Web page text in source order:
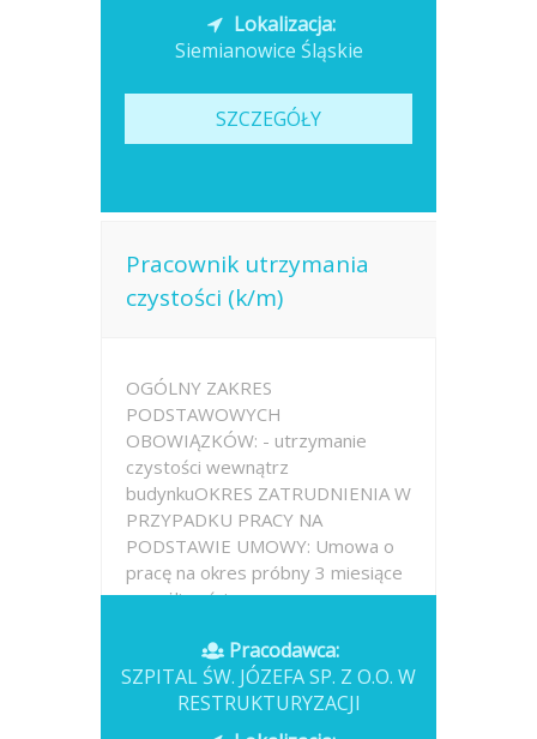
Lokalizacja:
Siemianowice Śląskie
SZCZEGÓŁY
Pracownik utrzymania
czystości (k/m)
OGÓLNY ZAKRES
PODSTAWOWYCH
OBOWIĄZKÓW: - utrzymanie
czystości wewnątrz
budynkuOKRES ZATRUDNIENIA W
PRZYPADKU PRACY NA
PODSTAWIE UMOWY: Umowa o
pracę na okres próbny 3 miesiące
z możliwością
WYKONYWANIA PRACY: ul. Okrzei
27, 43-190...
Opublikowano: 2026-07-13
Pracodawca:
SZPITAL ŚW. JÓZEFA SP. Z O.O. W
RESTRUKTURYZACJI